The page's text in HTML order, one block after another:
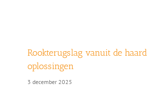
Rookterugslag vanuit de
oplossingen
3 december 2025